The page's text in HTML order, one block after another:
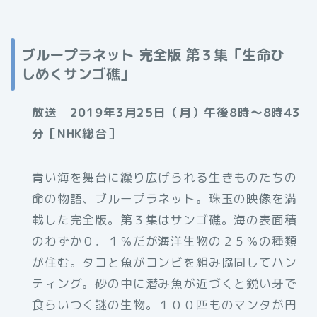
ブループラネット 完全版 第３集「生命ひ
しめくサンゴ礁」
放送 2019年3月25日（月）午後8時～8時43
分［NHK総合］
青い海を舞台に繰り広げられる生きものたちの
命の物語、ブループラネット。珠玉の映像を満
載した完全版。第３集はサンゴ礁。海の表面積
のわずか０．１％だが海洋生物の２５％の種類
が住む。タコと魚がコンビを組み協同してハン
ティング。砂の中に潜み魚が近づくと鋭い牙で
食らいつく謎の生物。１００匹ものマンタが円